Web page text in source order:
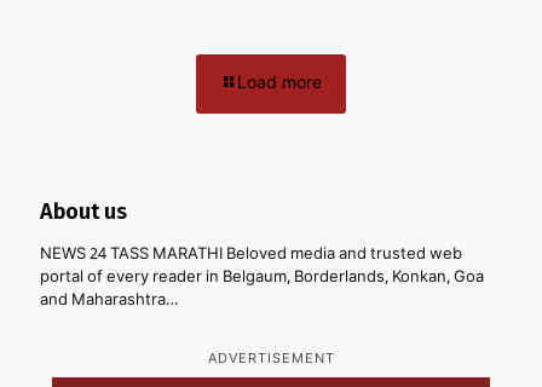
Load more
About us
NEWS 24 TASS MARATHI Beloved media and trusted web
portal of every reader in Belgaum, Borderlands, Konkan, Goa
and Maharashtra…
ADVERTISEMENT